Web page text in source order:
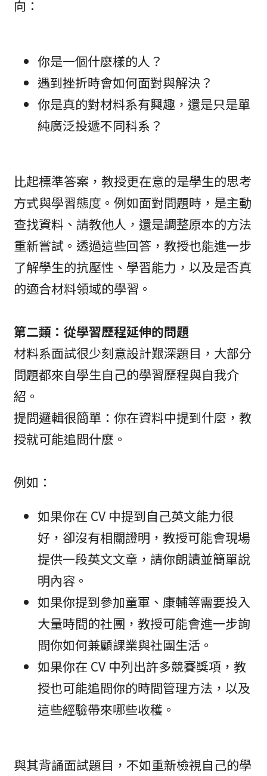
向：
你是一個什麼樣的人？
遇到挫折時會如何面對與解決？
你是真的對材料系有興趣，還是只是單
純廣泛投遞不同科系？
比起標準答案，教授更在意的是學生的思考
方式與學習態度。例如面對問題時，是主動
查找資料、請教他人，還是調整原本的方法
重新嘗試。透過這些回答，教授也能進一步
了解學生的抗壓性、學習能力，以及是否真
的適合材料領域的學習。
第二類：從學習歷程延伸的問題
材料系面試很少刻意設計艱深題目，大部分
問題都來自學生自己的學習歷程與自我介
紹。
提問邏輯很簡單：你在資料中提到什麼，教
授就可能追問什麼。
例如：
如果你在 CV 中提到自己英文能力很
好，卻沒有相關證明，教授可能會現場
提供一段英文文章，請你朗讀並簡單說
明內容。
如果你提到參加童軍、康輔等需要投入
大量時間的社團，教授可能會進一步詢
問你如何兼顧課業與社團生活。
如果你在 CV 中列出許多競賽獎項，教
授也可能追問你的時間管理方法，以及
這些經驗帶來哪些收穫。
與其背誦面試題目，不如重新檢視自己的學